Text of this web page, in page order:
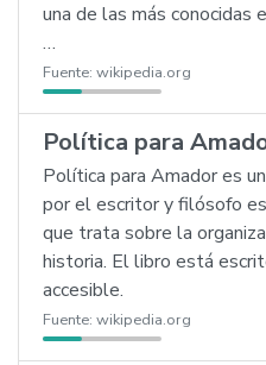
una de las más conocidas
…
Fuente: wikipedia.org
Política para
Política para Amador es
por el escritor y filósofo
que trata sobre la
historia. El libro está
accesible.
Fuente: wikipedia.org